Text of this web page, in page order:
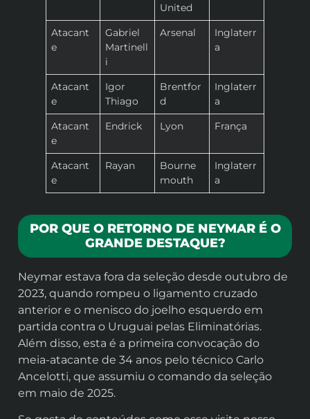
United
Atacant
e
Gabriel
Martinell
i
Arsenal
Inglaterr
a
Atacant
e
Igor
Thiago
Brentfor
d
Inglaterr
a
Atacant
e
Endrick Lyon França
Atacant
e
Rayan
Bourne
mouth
Inglaterr
a
POR QUE O RETORNO DE NEYMAR É O
GRANDE DESTAQUE?
Neymar estava fora da seleção desde outubro de
2023, quando rompeu o ligamento cruzado
anterior e o menisco do joelho esquerdo em
partida contra o Uruguai pelas Eliminatórias.
Além disso, esta é a primeira convocação do
meia-atacante de 34 anos pelo técnico Carlo
Ancelotti, que assumiu o comando da seleção
em maio de 2025.